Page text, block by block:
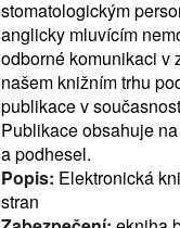
stomatologickým
anglicky mluvícím
odborné komunikaci v
našem knižním trhu
publikace v
Publikace obsahuje
a podhesel.
Popis: Elektronická
stran